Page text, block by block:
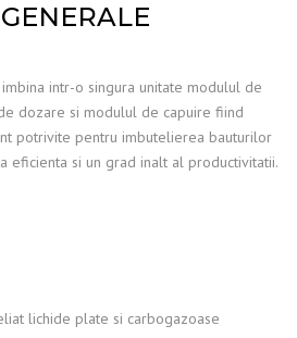
intr-o singura unitate modulul de
dozare si modulul de capuire fiind
potrivite pentru imbutelierea bauturilor
eficienta si un grad inalt al productivitatii.
lichide plate si carbogazoase